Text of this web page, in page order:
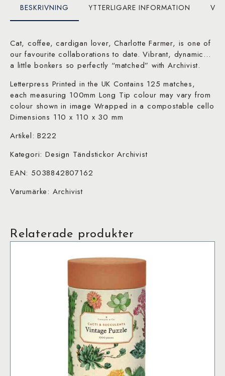
BESKRIVNING YTTERLIGARE INFORMATION
Cat, coffee, cardigan lover, Charlotte Farmer, is one of
our favourite collaborations to date. Vibrant, dynamic…
a little bonkers so perfectly “matched” with Archivist.
Letterpress Printed in the UK Contains 125 matches,
each measuring 100mm Long Tip colour may vary from
colour shown in image Wrapped in a compostable cello
Dimensions 110 x 110 x 30 mm
Artikel: B222
Kategori: Design Tändstickor Archivist
EAN: 5038842807162
Varumärke: Archivist
Relaterade produkter